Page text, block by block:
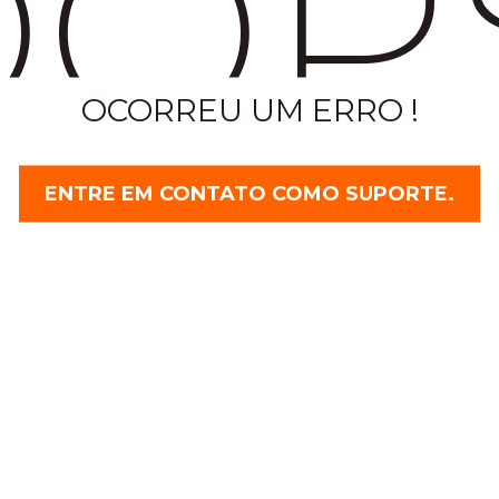
OCORREU UM ERRO !
ENTRE EM CONTATO COMO SUPORTE.